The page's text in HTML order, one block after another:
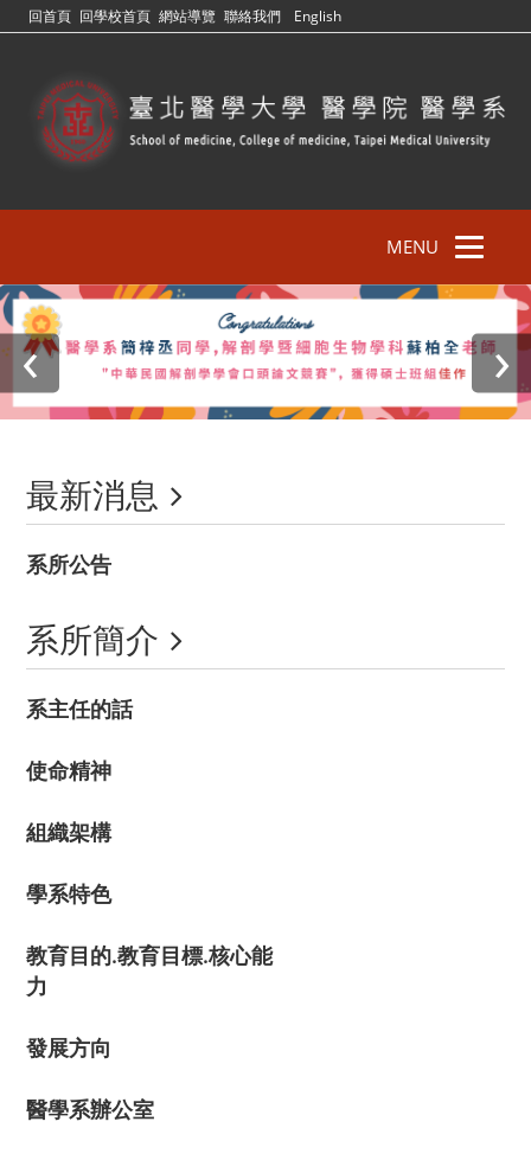
回首頁 回學校首頁 網站導覽 聯絡我們 English
MENU
‹ ›
最新消息
系所公告
系所簡介
系主任的話
使命精神
組織架構
學系特色
教育目的.教育目標.核心能
力
發展方向
醫學系辦公室